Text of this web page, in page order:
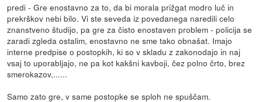
predi - Gre enostavno za to, da bi morala prižgat modro luč in
prekrškov nebi bilo. Vi ste seveda iz povedanega naredili celo
znanstveno študijo, pa gre za čisto enostaven problem - policija se
zaradi zgleda ostalim, enostavno ne sme tako obnašat. Imajo
interne predpise o postopkih, ki so v skladu z zakonodajo in naj
vsaj to uporabljajo, ne pa kot kakšni kavboji, čez polno črto, brez
smerokazov,......
Samo zato gre, v same postopke se sploh ne spuščam.